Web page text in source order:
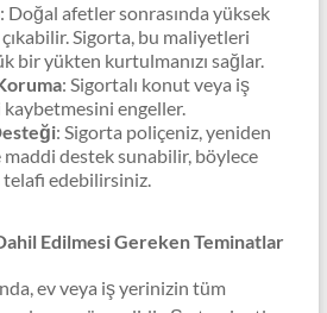
: Doğal afetler sonrasında yüksek
Sigorta, bu maliyetleri
bir yükten kurtulmanızı sağlar.
: Sigortalı konut veya iş
engeller.
: Sigorta poliçeniz, yeniden
destek sunabilir, böylece
telafi edebilirsiniz.
Edilmesi Gereken Teminatlar
ev veya iş yerinizin tüm